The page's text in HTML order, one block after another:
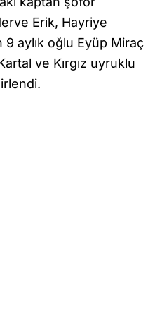
Erik, Hayriye
9 aylık oğlu Eyüp Miraç
ve Kırgız uyruklu